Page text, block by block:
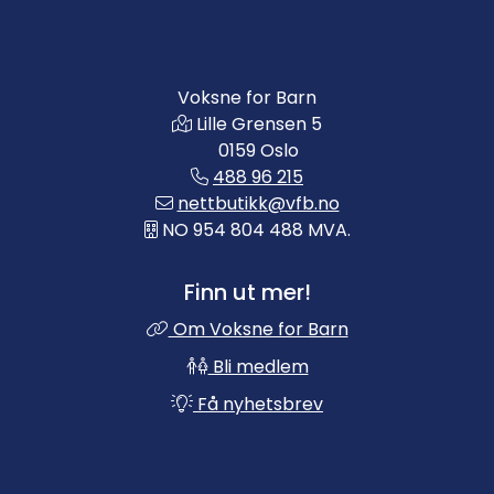
Voksne for Barn
Lille Grensen 5
0159 Oslo
488 96 215
nettbutikk@vfb.no
NO 954 804 488 MVA.
Finn ut mer!
Om Voksne for Barn
Bli medlem
Få nyhetsbrev